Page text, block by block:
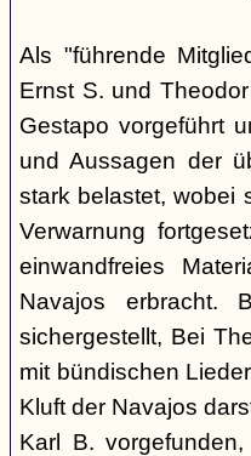
Als "führende
Ernst S. und
Gestapo vorgeführt
und Aussagen der
stark belastet, wobei
Verwarnung
einwandfreies
Navajos erbracht.
sichergestellt, Bei
mit bündischen
Kluft der Navajos
Karl B.